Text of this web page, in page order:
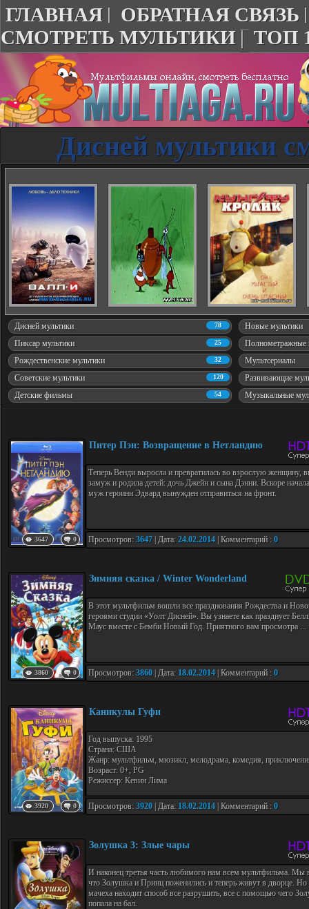
ГЛАВНАЯ | ОБРАТНАЯ СВЯЗЬ
СМОТРЕТЬ МУЛЬТИКИ| ТОП
Дисней мультики
78
Дисней мультики Новые мультики
25
Пиксар мультики Полнометражные
32
Рождественские мультики Мультсериалы
120
Советские мультики Развивающие
54
Детские фильмы Музыкальные
3647 0
Питер Пэн: Возвращение в Нетландию
Теперь Венди выросла и превратилась во взрослую женщину,
замуж и родила детей: дочь Джейн и сына Дэнни. Вскоре
муж героини Эдвард вынужден отправиться на фронт.
Просмотров: 3647 | Дата: 24.02.2014 | Комментарий : 0
3860 0
Зимняя сказка / Winter Wonderland
В этот мультфильм вошли все празднования Рождества и
героями студии «Уолт Дисней». Вы узнаете как празднует
Маус вместе с Бемби Новый Год. Приятного вам просмотра ...
Просмотров: 3860 | Дата: 18.02.2014 | Комментарий : 0
3920 0
Каникулы Гуфи
Год выпуска: 1995
Страна: США
Жанр: мультфильм, мюзикл, мелодрама, комедия,
Возраст: 0+, PG
Режиссер: Кевин Лима
Просмотров: 3920 | Дата: 18.02.2014 | Комментарий : 0
Золушка 3: Злые чары
И наконец третья часть любимого нам всем мультфильма. Мы
что Золушка и Принц поженились и теперь живут в дворце. Но
мачеха находит способ все разрушить, все с помощью чего
попала на бал.